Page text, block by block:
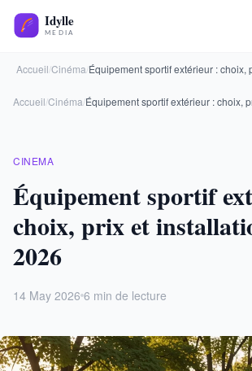
Accueil/Cinéma/
Accueil/Cinéma/
CINEMA
Équipement sportif
choix, prix et
2026
14 May 2026 6 min de lecture